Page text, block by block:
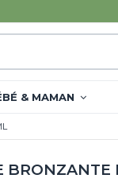
& MAMAN
BRONZANTE